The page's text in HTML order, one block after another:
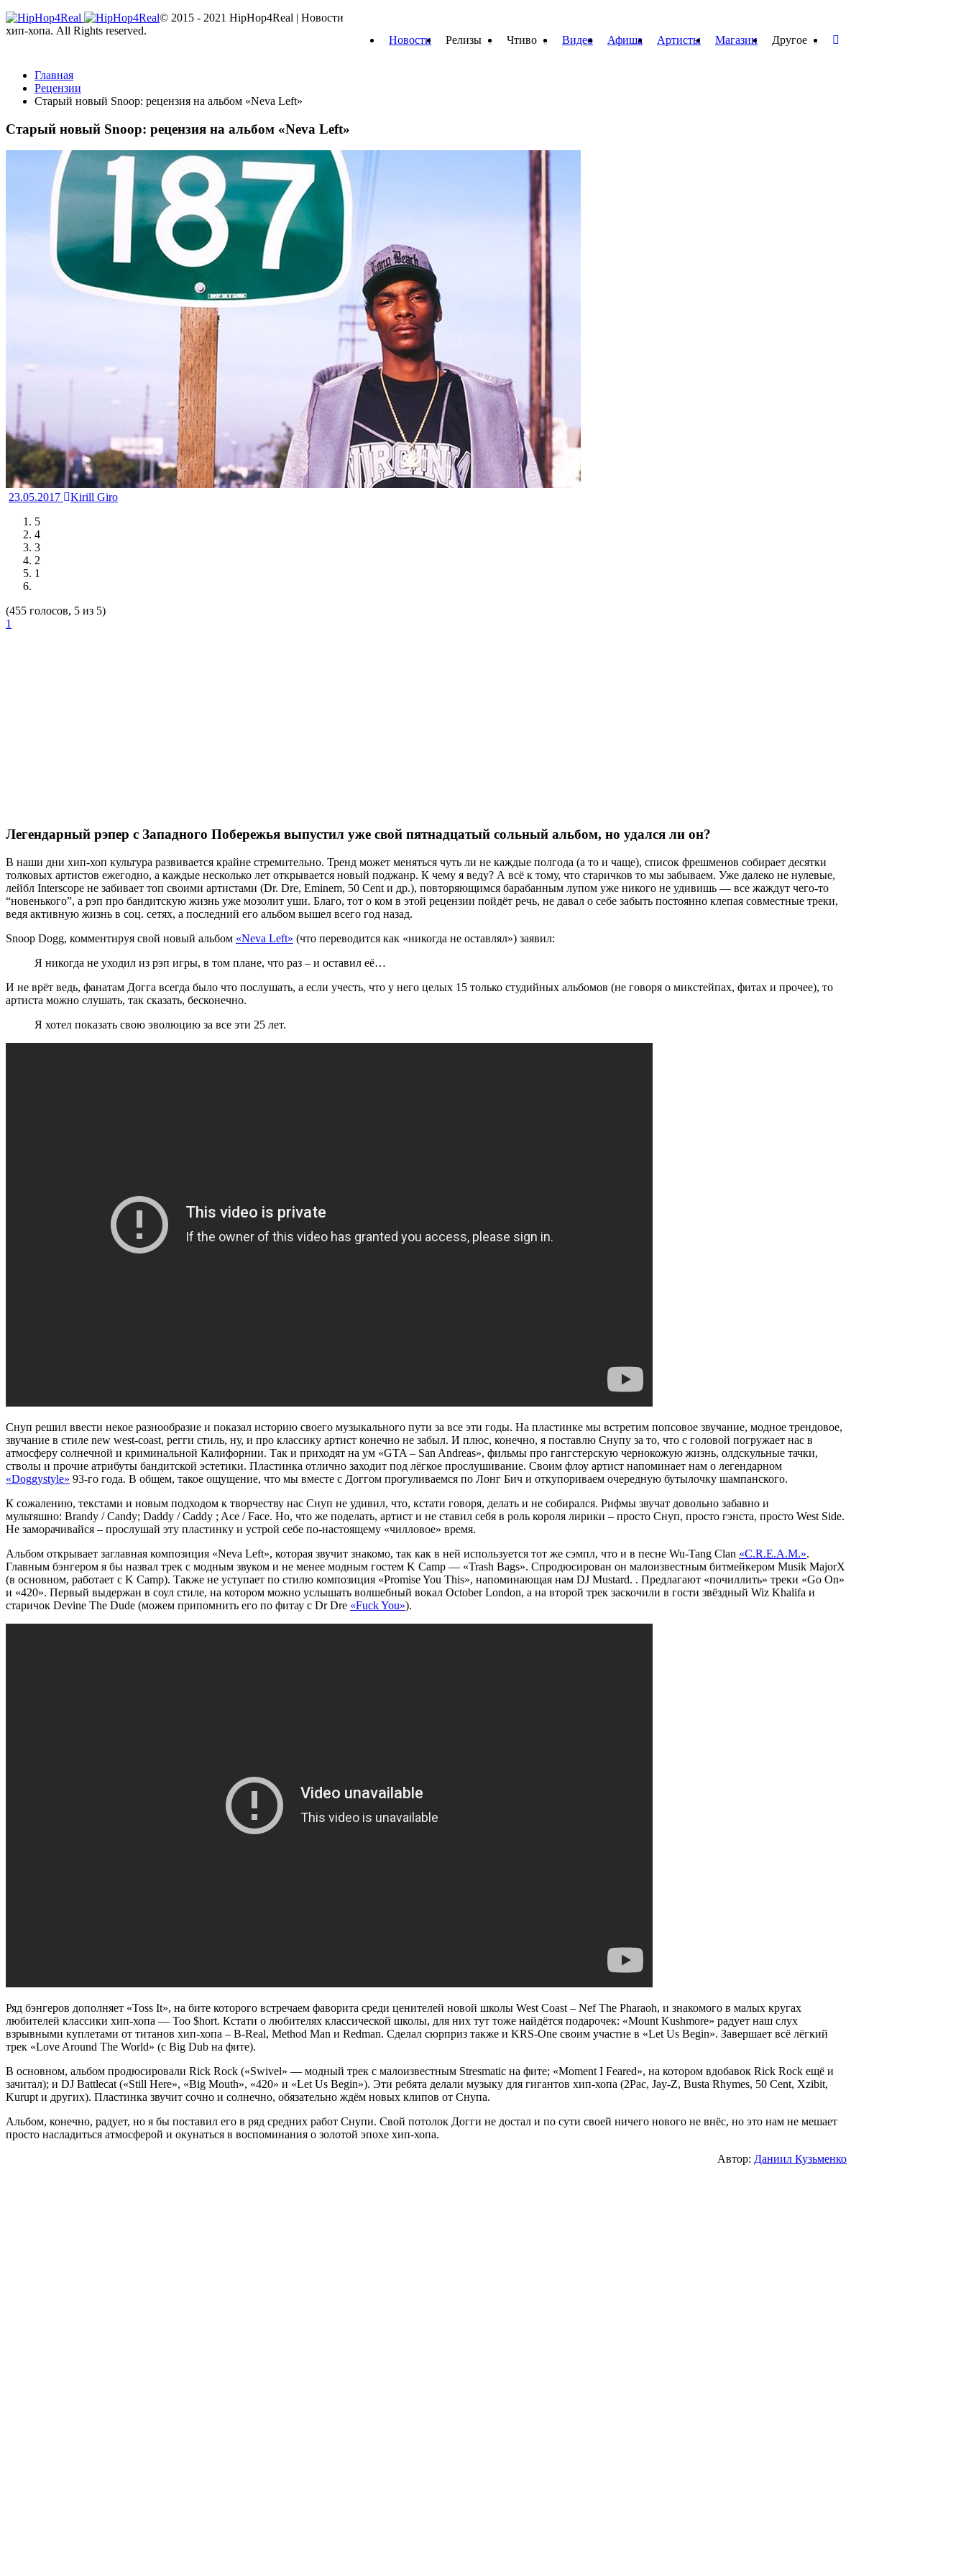
Новости Релизы Чтиво Видео Афиша Артисты Магазин Другое
Главная
Рецензии
Старый новый Snoop: рецензия на альбом «Neva Left»
Старый новый Snoop: рецензия на альбом «Neva Left»
23.05.2017
Kirill Giro
5
4
3
2
1
(455 голосов, 5 из 5)
1
Легендарный рэпер с Западного Побережья выпустил уже свой пятнадцатый сольный альбом, но удался ли он?
В наши дни хип-хоп культура развивается крайне стремительно. Тренд может меняться чуть ли не каждые полгода (а то и чаще), список фрешменов собирает десятки
толковых артистов ежегодно, а каждые несколько лет открывается новый поджанр. К чему я веду? А всё к тому, что старичков то мы забываем. Уже далеко не нулевые,
лейбл Interscope не забивает топ своими артистами (Dr. Dre, Eminem, 50 Cent и др.), повторяющимся барабанным лупом уже никого не удивишь — все жаждут чего-то
“новенького”, а рэп про бандитскую жизнь уже мозолит уши. Благо, тот о ком в этой рецензии пойдёт речь, не давал о себе забыть постоянно клепая совместные треки,
ведя активную жизнь в соц. сетях, а последний его альбом вышел всего год назад.
Snoop Dogg, комментируя свой новый альбом «Neva Left» (что переводится как «никогда не оставлял») заявил:
Я никогда не уходил из рэп игры, в том плане, что раз – и оставил её…
И не врёт ведь, фанатам Догга всегда было что послушать, а если учесть, что у него целых 15 только студийных альбомов (не говоря о микстейпах, фитах и прочее), то
артиста можно слушать, так сказать, бесконечно.
Я хотел показать свою эволюцию за все эти 25 лет.
Снуп решил ввести некое разнообразие и показал историю своего музыкального пути за все эти годы. На пластинке мы встретим попсовое звучание, модное трендовое,
звучание в стиле new west-coast, регги стиль, ну, и про классику артист конечно не забыл. И плюс, конечно, я поставлю Снупу за то, что с головой погружает нас в
атмосферу солнечной и криминальной Калифорнии. Так и приходят на ум «GTA – San Andreas», фильмы про гангстерскую чернокожую жизнь, олдскульные тачки,
стволы и прочие атрибуты бандитской эстетики. Пластинка отлично заходит под лёгкое прослушивание. Своим флоу артист напоминает нам о легендарном
«Doggystyle» 93-го года. В общем, такое ощущение, что мы вместе с Доггом прогуливаемся по Лонг Бич и откупориваем очередную бутылочку шампанского.
К сожалению, текстами и новым подходом к творчеству нас Снуп не удивил, что, кстати говоря, делать и не собирался. Рифмы звучат довольно забавно и
мультяшно: Brandy / Candy; Daddy / Caddy ; Ace / Face. Но, что же поделать, артист и не ставил себя в роль короля лирики – просто Снуп, просто гэнста, просто West Side.
Не заморачивайся – прослушай эту пластинку и устрой себе по-настоящему «чилловое» время.
Альбом открывает заглавная композиция «Neva Left», которая звучит знакомо, так как в ней используется тот же сэмпл, что и в песне Wu-Tang Clan «C.R.E.A.M.».
Главным бэнгером я бы назвал трек с модным звуком и не менее модным гостем K Camp — «Trash Bags». Спродюсирован он малоизвестным битмейкером Musik MajorX
(в основном, работает с K Camp). Также не уступает по стилю композиция «Promise You This», напоминающая нам DJ Mustard. . Предлагают «почиллить» треки «Go On»
и «420». Первый выдержан в соул стиле, на котором можно услышать волшебный вокал October London, а на второй трек заскочили в гости звёздный Wiz Khalifa и
старичок Devine The Dude (можем припомнить его по фитау с Dr Dre «Fuck You»).
Ряд бэнгеров дополняет «Toss It», на бите которого встречаем фаворита среди ценителей новой школы West Coast – Nef The Pharaoh, и знакомого в малых кругах
любителей классики хип-хопа — Too $hort. Кстати о любителях классической школы, для них тут тоже найдётся подарочек: «Mount Kushmore» радует наш слух
взрывными куплетами от титанов хип-хопа – B-Real, Method Man и Redman. Сделал сюрприз также и KRS-One своим участие в «Let Us Begin». Завершает всё лёгкий
трек «Love Around The World» (с Big Dub на фите).
В основном, альбом продюсировали Rick Rock («Swivel» — модный трек с малоизвестным Stresmatic на фите; «Moment I Feared», на котором вдобавок Rick Rock ещё и
зачитал); и DJ Battlecat («Still Here», «Big Mouth», «420» и «Let Us Begin»). Эти ребята делали музыку для гигантов хип-хопа (2Pac, Jay-Z, Busta Rhymes, 50 Cent, Xzibit,
Kurupt и других). Пластинка звучит сочно и солнечно, обязательно ждём новых клипов от Снупа.
Альбом, конечно, радует, но я бы поставил его в ряд средних работ Снупи. Свой потолок Догги не достал и по сути своей ничего нового не внёс, но это нам не мешает
просто насладиться атмосферой и окунаться в воспоминания о золотой эпохе хип-хопа.
Автор: Даниил Кузьменко
© 2015 - 2021 HipHop4Real | Новости
хип-хопа. All Rights reserved.